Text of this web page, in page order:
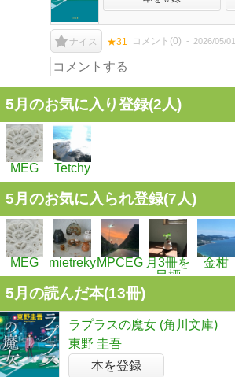
ナイス ★31 コメント(0) 2026/05/01
5月のお気に入り登録(2人)
MEG Tetchy
5月のお気に入られ登録(7人)
MEG mietreky MPCEG 月3冊を
目標
金柑
5月の読んだ本(13冊)
ラプラスの魔女 (角川文庫)
東野 圭吾
本を登録